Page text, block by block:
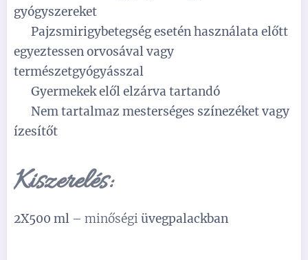
gyógyszereket
Pajzsmirigybetegség esetén használata előtt
egyeztessen orvosával vagy
természetgyógyásszal
Gyermekek elől elzárva tartandó
Nem tartalmaz mesterséges színezéket vagy
ízesítőt
Kiszerelés:
2X500 ml – minőségi üvegpalackban